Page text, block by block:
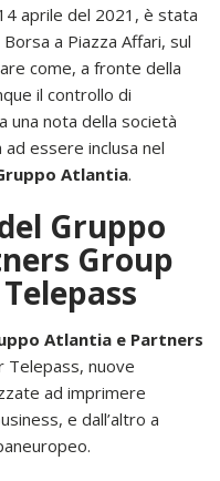
aprile del 2021, è stata
a Piazza Affari, sul
come, a fronte della
il controllo di
una nota della società
essere inclusa nel
Atlantia.
Gruppo
Group
Atlantia e Partners
Telepass, nuove
ad imprimere
e dall’altro a